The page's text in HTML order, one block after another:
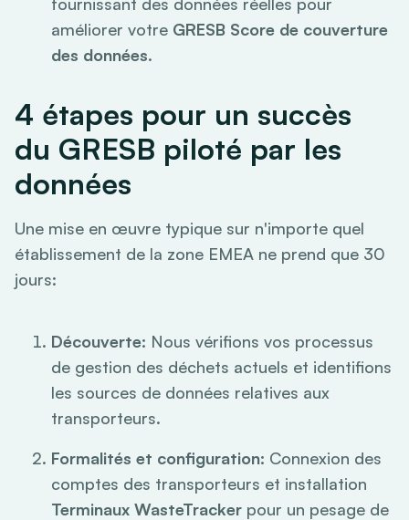
améliorer votre GRESB Score de couverture
des données.
4 étapes pour un succès
du GRESB piloté par les
données
Une mise en œuvre typique sur n'importe quel
établissement de la zone EMEA ne prend que 30
jours:
Découverte: Nous vérifions vos processus
de gestion des déchets actuels et identifions
les sources de données relatives aux
transporteurs.
Formalités et configuration: Connexion des
comptes des transporteurs et installation
Terminaux WasteTracker pour un pesage de